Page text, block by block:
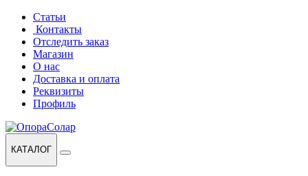
Перейти
навигации
Перейти
содержанию
Статьи
Контакты
Отследить заказ
Магазин
О нас
Доставка и оплата
Реквизиты
Профиль
КАТАЛОГ